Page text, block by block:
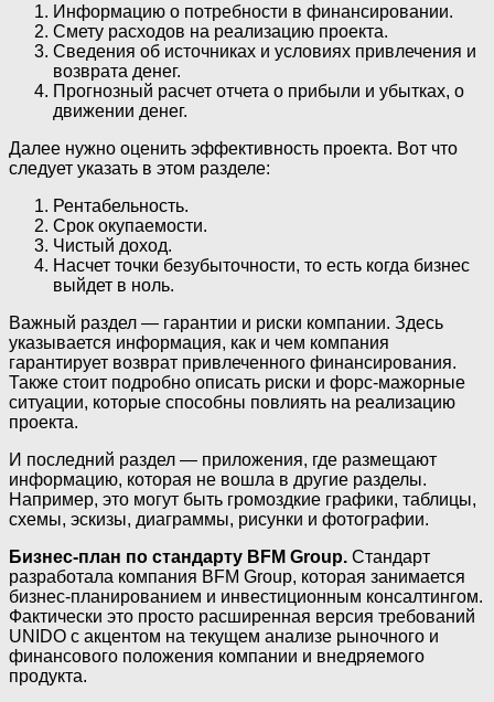
Информацию о потребности в финансировании.
Смету расходов на реализацию проекта.
Сведения об источниках и условиях привлечения и
возврата денег.
Прогнозный расчет отчета о прибыли и убытках, о
движении денег.
Далее нужно оценить эффективность проекта. Вот что
следует указать в этом разделе:
Рентабельность.
Cрок окупаемости.
Чистый доход.
Hасчет точки безубыточности, то есть когда бизнес
выйдет в ноль.
Важный раздел — гарантии и риски компании. Здесь
указывается информация, как и чем компания
гарантирует возврат привлеченного финансирования.
Также стоит подробно описать риски и форс-мажорные
ситуации, которые способны повлиять на реализацию
проекта.
И последний раздел — приложения, где размещают
информацию, которая не вошла в другие разделы.
Например, это могут быть громоздкие графики, таблицы,
схемы, эскизы, диаграммы, рисунки и фотографии.
Бизнес-план по стандарту BFM Group. Стандарт
разработала компания BFM Group, которая занимается
бизнес-планированием и инвестиционным консалтингом.
Фактически это просто расширенная версия требований
UNIDO с акцентом на текущем анализе рыночного и
финансового положения компании и внедряемого
продукта.